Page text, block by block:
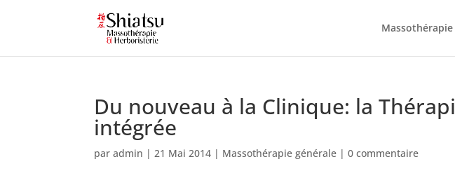
Massothérapie
Du nouveau à la Clinique: la
intégrée
paradmin |21 Mai 2014 | Massothérapie générale |0 commentaire